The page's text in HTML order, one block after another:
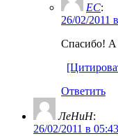
ЕС:
26/02/2011
Спасибо! А
Ответить
ЛеНиН:
26/02/2011 в 05:43